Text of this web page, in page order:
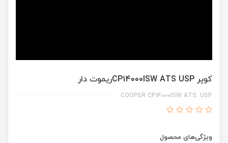
کوپر CP14000ISW ATS USPریموت دار
COOPER CP14000ISW ATS. USP
ویژگی‌های محصول